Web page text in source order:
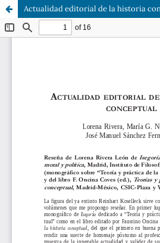
Actualidad editorial de la historia